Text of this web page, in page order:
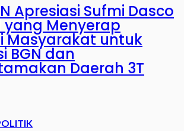
Apresiasi Sufmi Dasco
Menyerap
Masyarakat untuk
BGN dan
Daerah 3T